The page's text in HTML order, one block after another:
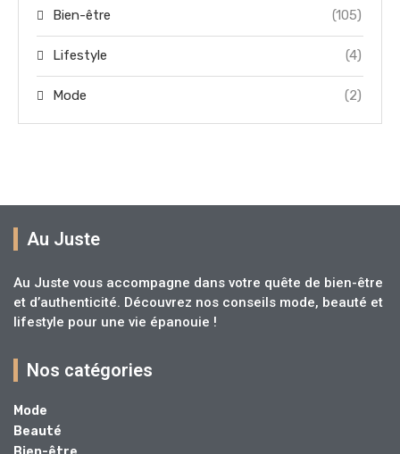
Bien-être (105)
Lifestyle (4)
Mode (2)
Au Juste
Au Juste vous accompagne dans votre quête de bien-être
et d’authenticité. Découvrez nos conseils mode, beauté et
lifestyle pour une vie épanouie !
Nos catégories
Mode
Beauté